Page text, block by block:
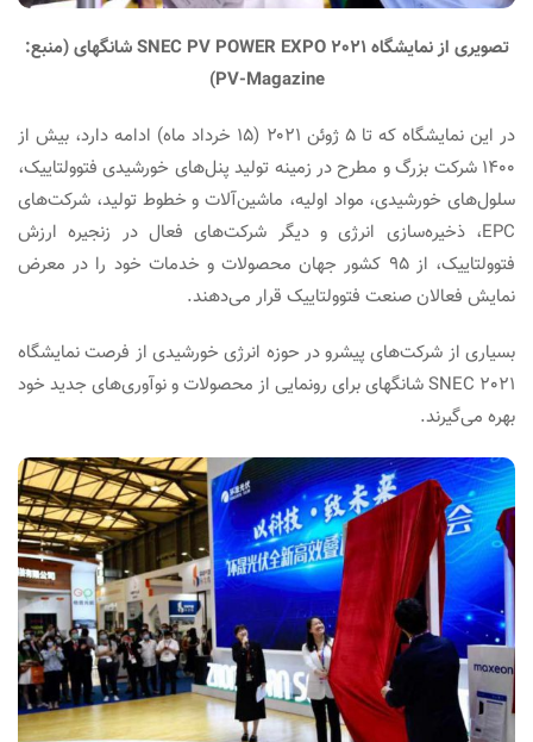
تصویری از نمایشگاه SNEC PV POWER EXPO 2021 شانگهای (منبع:
PV-Magazine)
در این نمایشگاه که تا ۵ ژوئن ۲۰۲۱ (۱۵ خرداد ماه) ادامه دارد، بیش از
۱۴۰۰ شرکت بزرگ و مطرح در زمینه تولید پنل‌های خورشیدی فتوولتاییک،
سلول‌های خورشیدی، مواد اولیه، ماشین‌آلات و خطوط تولید، شرکت‌های
EPC، ذخیره‌سازی انرژی و دیگر شرکت‌های فعال در زنجیره ارزش
فتوولتاییک، از ۹۵ کشور جهان محصولات و خدمات خود را در معرض
نمایش فعالان صنعت فتوولتاییک قرار می‌دهند.
بسیاری از شرکت‌های پیشرو در حوزه انرژی خورشیدی از فرصت نمایشگاه
SNEC 2021 شانگهای برای رونمایی از محصولات و نوآوری‌های جدید خود
بهره می‌گیرند.